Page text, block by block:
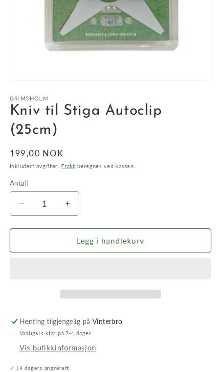
1
modal
GRIMSHOLM
Kniv til Stiga Autoclip
(25cm)
Vanlig
pris
199,00 NOK
Inkludert avgifter. Frakt beregnes ved kassen.
Antall
Antall
antallet
for
til
Øk
antallet
for
Kniv
til
Legg i handlekurv
Henting tilgjengelig på Vinterbro
Vanligvis klar på 2-4 dager
Vis butikkinformasjon
✓ 14 dagers angrerett